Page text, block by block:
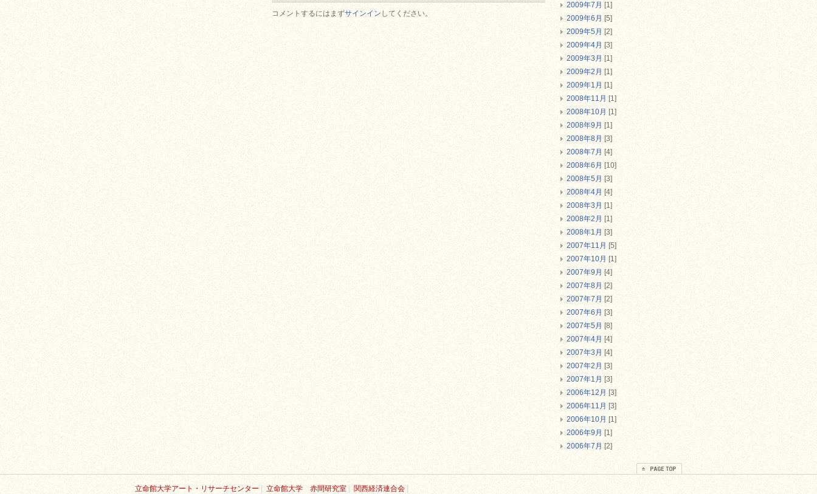
コメントするにはまずサインイン してください。
2009年7月 [1]
2009年6月 [5]
2009年5月 [2]
2009年4月 [3]
2009年3月 [1]
2009年2月 [1]
2009年1月 [1]
2008年11月 [1]
2008年10月 [1]
2008年9月 [1]
2008年8月 [3]
2008年7月 [4]
2008年6月 [10]
2008年5月 [3]
2008年4月 [4]
2008年3月 [1]
2008年2月 [1]
2008年1月 [3]
2007年11月 [5]
2007年10月 [1]
2007年9月 [4]
2007年8月 [2]
2007年7月 [2]
2007年6月 [3]
2007年5月 [8]
2007年4月 [4]
2007年3月 [4]
2007年2月 [3]
2007年1月 [3]
2006年12月 [3]
2006年11月 [3]
2006年10月 [1]
2006年9月 [1]
2006年7月 [2]
立命館大学アート・リサーチセンター 立命館大学 赤間研究室 関西経済連合会